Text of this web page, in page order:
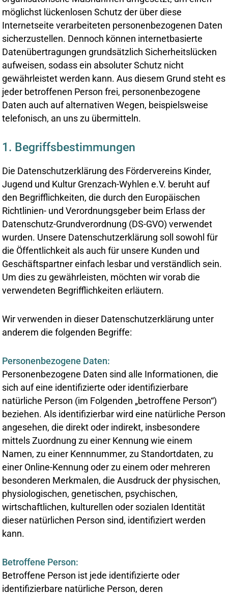
möglichst lückenlosen Schutz der über diese
Internetseite verarbeiteten personenbezogenen Daten
sicherzustellen. Dennoch können internetbasierte
Datenübertragungen grundsätzlich Sicherheitslücken
aufweisen, sodass ein absoluter Schutz nicht
gewährleistet werden kann. Aus diesem Grund steht es
jeder betroffenen Person frei, personenbezogene
Daten auch auf alternativen Wegen, beispielsweise
telefonisch, an uns zu übermitteln.
1. Begriffsbestimmungen
Die Datenschutzerklärung des Fördervereins Kinder,
Jugend und Kultur Grenzach-Wyhlen e.V. beruht auf
den Begrifflichkeiten, die durch den Europäischen
Richtlinien- und Verordnungsgeber beim Erlass der
Datenschutz-Grundverordnung (DS-GVO) verwendet
wurden. Unsere Datenschutzerklärung soll sowohl für
die Öffentlichkeit als auch für unsere Kunden und
Geschäftspartner einfach lesbar und verständlich sein.
Um dies zu gewährleisten, möchten wir vorab die
verwendeten Begrifflichkeiten erläutern.
Wir verwenden in dieser Datenschutzerklärung unter
anderem die folgenden Begriffe:
Personenbezogene Daten:
Personenbezogene Daten sind alle Informationen, die
sich auf eine identifizierte oder identifizierbare
natürliche Person (im Folgenden „betroffene Person“)
beziehen. Als identifizierbar wird eine natürliche Person
angesehen, die direkt oder indirekt, insbesondere
mittels Zuordnung zu einer Kennung wie einem
Namen, zu einer Kennnummer, zu Standortdaten, zu
einer Online-Kennung oder zu einem oder mehreren
besonderen Merkmalen, die Ausdruck der physischen,
physiologischen, genetischen, psychischen,
wirtschaftlichen, kulturellen oder sozialen Identität
dieser natürlichen Person sind, identifiziert werden
kann.
Betroffene Person:
Betroffene Person ist jede identifizierte oder
identifizierbare natürliche Person, deren